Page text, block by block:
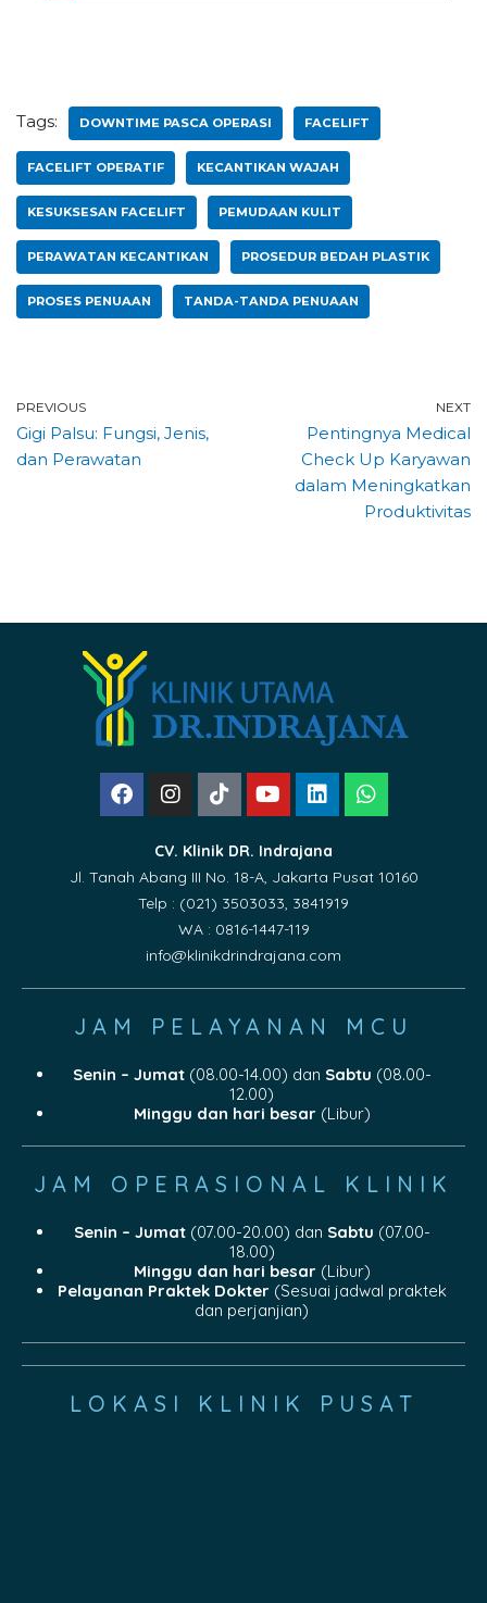
Tags: DOWNTIME PASCA OPERASI FACELIFT
FACELIFT OPERATIF KECANTIKAN WAJAH
KESUKSESAN FACELIFT PEMUDAAN KULIT
PERAWATAN KECANTIKAN PROSEDUR BEDAH PLASTIK
PROSES PENUAAN TANDA-TANDA PENUAAN
PREVIOUS
Gigi Palsu: Fungsi, Jenis,
dan Perawatan
NEXT
Pentingnya Medical
Check Up Karyawan
dalam Meningkatkan
Produktivitas
CV. Klinik DR. Indrajana
Jl. Tanah Abang III No. 18-A, Jakarta Pusat 10160
Telp : (021) 3503033, 3841919
WA : 0816-1447-119
info@klinikdrindrajana.com
JAM PELAYANAN MCU
Senin – Jumat(08.00-14.00) dan Sabtu (08.00-
12.00)
Minggu dan hari besar(Libur)
JAM OPERASIONAL KLINIK
Senin – Jumat(07.00-20.00) dan Sabtu (07.00-
18.00)
Minggu dan hari besar(Libur)
Pelayanan Praktek Dokter(Sesuai jadwal praktek
dan perjanjian)
LOKASI KLINIK PUSAT